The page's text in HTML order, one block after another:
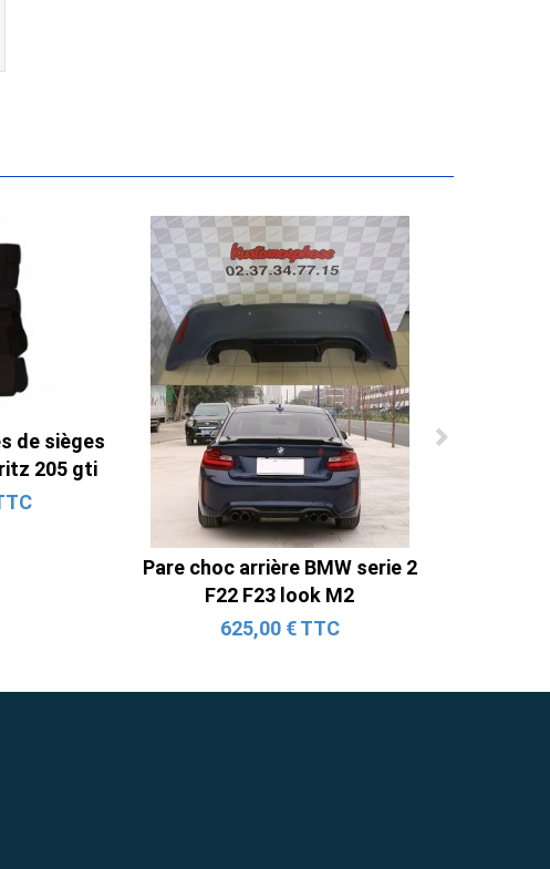
de sièges
205 gti
Pare choc arrière BMW serie 2
F22 F23 look M2
625,00 € TTC